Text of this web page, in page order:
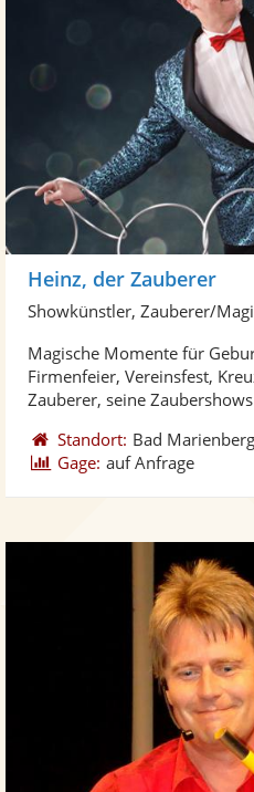
Heinz, der Zauberer
Showkünstler, Zauberer/
Magische Momente für
Firmenfeier, Vereinsfest,
Zauberer, seine
Standort: Bad Marienberg
Gage: auf Anfrage